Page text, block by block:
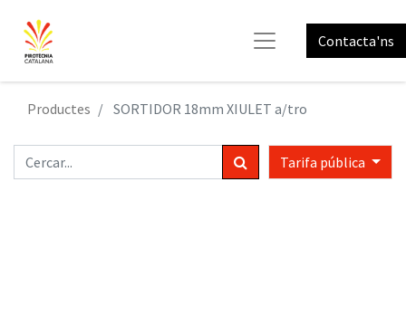
Contacta'ns
Productes SORTIDOR 18mm XIULET a/tro
Tarifa pública